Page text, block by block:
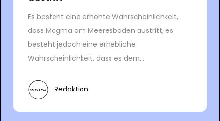
Es besteht eine erhöhte Wahrscheinlichkeit,
dass Magma am Meeresboden austritt, es
besteht jedoch eine erhebliche
Wahrscheinlichkeit, dass es dem...
Redaktion